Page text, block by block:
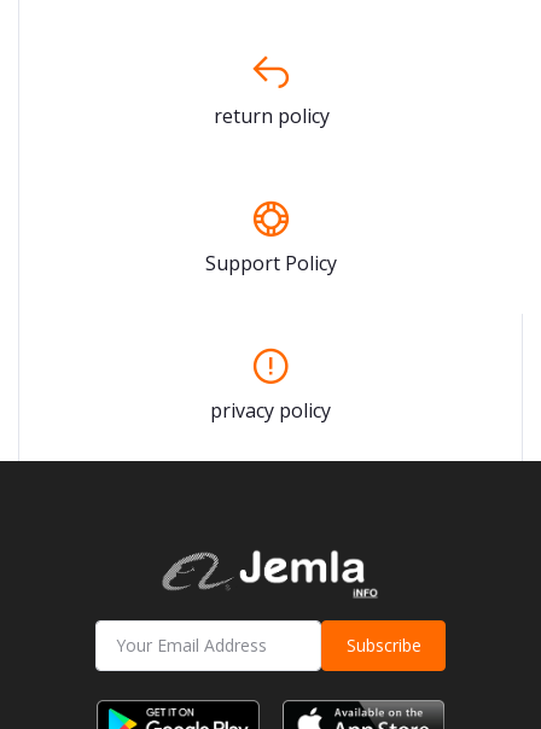
return policy
Support Policy
privacy policy
Subscribe